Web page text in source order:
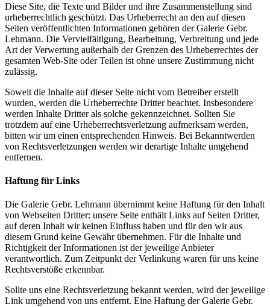
Diese Site, die Texte und Bilder und ihre Zusammenstellung sind
urheberrechtlich geschützt. Das Urheberrecht an den auf diesen
Seiten veröffentlichten Informationen gehören der Galerie Gebr.
Lehmann. Die Vervielfältigung, Bearbeitung, Verbreitung und jede
Art der Verwertung außerhalb der Grenzen des Urheberrechtes der
gesamten Web-Site oder Teilen ist ohne unsere Zustimmung nicht
zulässig.
Soweit die Inhalte auf dieser Seite nicht vom Betreiber erstellt
wurden, werden die Urheberrechte Dritter beachtet. Insbesondere
werden Inhalte Dritter als solche gekennzeichnet. Sollten Sie
trotzdem auf eine Urheberrechtsverletzung aufmerksam werden,
bitten wir um einen entsprechenden Hinweis. Bei Bekanntwerden
von Rechtsverletzungen werden wir derartige Inhalte umgehend
entfernen.
Haftung für Links
Die Galerie Gebr. Lehmann übernimmt keine Haftung für den Inhalt
von Webseiten Dritter: unsere Seite enthält Links auf Seiten Dritter,
auf deren Inhalt wir keinen Einfluss haben und für den wir aus
diesem Grund keine Gewähr übernehmen. Für die Inhalte und
Richtigkeit der Informationen ist der jeweilige Anbieter
verantwortlich. Zum Zeitpunkt der Verlinkung waren für uns keine
Rechtsverstöße erkennbar.
Sollte uns eine Rechtsverletzung bekannt werden, wird der jeweilige
Link umgehend von uns entfernt. Eine Haftung der Galerie Gebr.